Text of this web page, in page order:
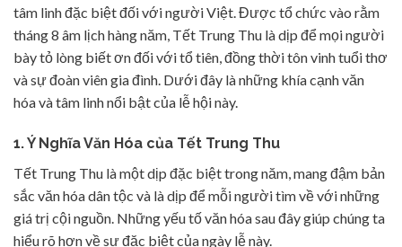
tâm linh đặc biệt đối với người Việt. Được tổ chức vào rằm
tháng 8 âm lịch hàng năm, Tết Trung Thu là dịp để mọi người
bày tỏ lòng biết ơn đối với tổ tiên, đồng thời tôn vinh tuổi thơ
và sự đoàn viên gia đình. Dưới đây là những khía cạnh văn
hóa và tâm linh nổi bật của lễ hội này.
1. Ý Nghĩa Văn Hóa của Tết Trung Thu
Tết Trung Thu là một dịp đặc biệt trong năm, mang đậm bản
sắc văn hóa dân tộc và là dịp để mỗi người tìm về với những
giá trị cội nguồn. Những yếu tố văn hóa sau đây giúp chúng ta
hiểu rõ hơn về sự đặc biệt của ngày lễ này.